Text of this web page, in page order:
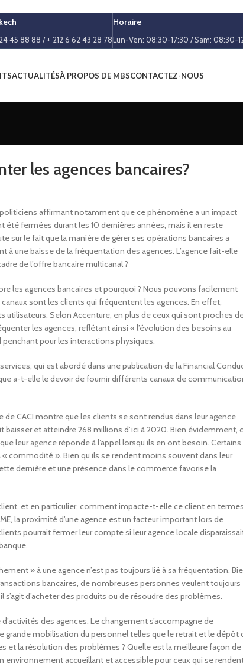
45 88 88 / + 212 6 62 43 28 78
Horaire
Lun-Ven: 08:30-17:30 / Sam: 08:30-
ACTUALITÉSÀ PROPOS DE MBSCONTACTEZ-NOUS
les agences bancaires?
affirmant notamment que ce phénomène a un impact
fermées durant les 10 dernières années, mais il en reste
sur le fait que la manière de gérer ses opérations bancaires a
à une baisse de la fréquentation des agences. L’agence fait-elle
de l’offre bancaire multicanal ?
les agences bancaires et pourquoi ? Nous pouvons facilement
sont les clients qui fréquentent les agences. En effet,
Selon Accenture, en plus de ceux qui sont proches
les agences, reflétant ainsi « l’évolution des besoins au
pour les interactions physiques.
qui est abordé dans une publication de la Financial
a-t-elle le devoir de fournir différents canaux de
CACI montre que les clients se sont rendus dans leur agence
et atteindre 268 millions d’ici à 2020. Bien évidemment,
leur agence réponde à l’appel lorsqu’ils en ont besoin. Certains
commodité ». Bien qu’ils se rendent moins souvent dans leur
dernière et une présence dans le commerce favorise la
et en particulier, comment impacte-t-elle ce client en termes
la proximité d’une agence est un facteur important lors de
pourrait fermer leur compte si leur agence locale
» à une agence n’est pas toujours lié à sa fréquentation.
bancaires, de nombreuses personnes veulent toujours
d’acheter des produits ou de résoudre des problèmes.
des agences. Le changement s’accompagne de
mobilisation du personnel telles que le retrait et le dépôt
la résolution des problèmes ? Quelle est la meilleure façon de
environnement accueillant et accessible pour ceux qui se